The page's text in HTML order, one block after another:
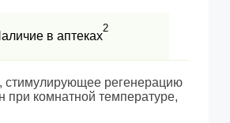
в аптеках
2
стимулирующее регенерацию
при комнатной температуре,